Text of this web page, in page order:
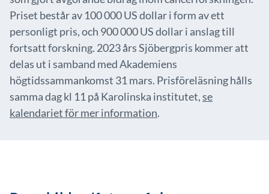
Priset består av 100 000 US dollar i form av ett
personligt pris, och 900 000 US dollar i anslag till
fortsatt forskning. 2023 års Sjöbergpris kommer att
delas ut i samband med Akademiens
högtidssammankomst 31 mars. Prisföreläsning hålls
samma dag kl 11 på Karolinska institutet,se
kalendariet för mer information.